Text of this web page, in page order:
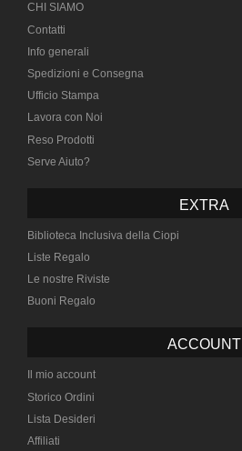
CHI SIAMO
Contatti
Info generali
Spedizioni e Consegna
Ufficio Stampa
Lavora con Noi
Reso Prodotti
Serve Aiuto?
EXTRA
Biblioteca Inclusiva della Ciopi
Liste Regalo
Le nostre Riviste
Buoni Regalo
ACCOUNT
Il mio account
Storico Ordini
Lista Desideri
Affiliati